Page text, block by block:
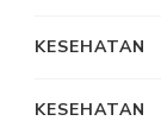
KESEHATAN
KESEHATAN